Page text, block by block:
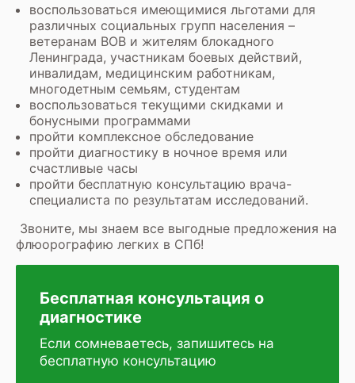
воспользоваться имеющимися льготами для
различных социальных групп населения –
ветеранам ВОВ и жителям блокадного
Ленинграда, участникам боевых действий,
инвалидам, медицинским работникам,
многодетным семьям, студентам
воспользоваться текущими скидками и
бонусными программами
пройти комплексное обследование
пройти диагностику в ночное время или
счастливые часы
пройти бесплатную консультацию врача-
специалиста по результатам исследований.
Звоните, мы знаем все выгодные предложения на
флюорографию легких в СПб!
Бесплатная консультация о
диагностике
Если сомневаетесь, запишитесь на
бесплатную консультацию